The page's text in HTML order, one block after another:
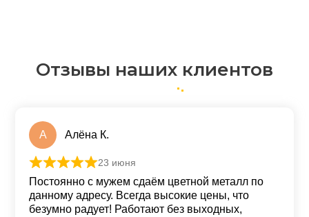
Отзывы наших клиентов
А Алёна К.
Оценка
23 июня
Постоянно с мужем сдаём цветной металл по
данному адресу. Всегда высокие цены, что
безумно радует! Работают без выходных,